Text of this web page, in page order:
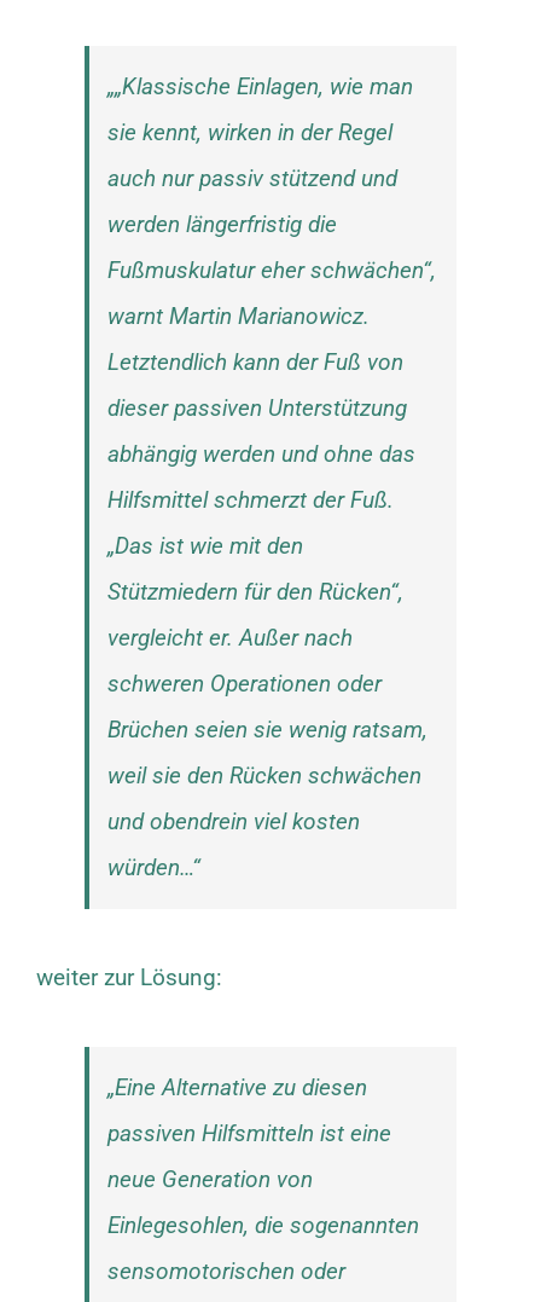
„„Klassische Einlagen, wie man
sie kennt, wirken in der Regel
auch nur passiv stützend und
werden längerfristig die
Fußmuskulatur eher schwächen“,
warnt Martin Marianowicz.
Letztendlich kann der Fuß von
dieser passiven Unterstützung
abhängig werden und ohne das
Hilfsmittel schmerzt der Fuß.
„Das ist wie mit den
Stützmiedern für den Rücken“,
vergleicht er. Außer nach
schweren Operationen oder
Brüchen seien sie wenig ratsam,
weil sie den Rücken schwächen
und obendrein viel kosten
würden…“
weiter zur Lösung:
„Eine Alternative zu diesen
passiven Hilfsmitteln ist eine
neue Generation von
Einlegesohlen, die sogenannten
sensomotorischen oder